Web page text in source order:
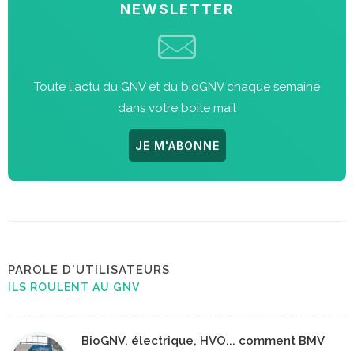
NEWSLETTER
Toute l'actu du GNV et du bioGNV chaque semaine
dans votre boite mail
JE M'ABONNE
PAROLE D'UTILISATEURS
ILS ROULENT AU GNV
BioGNV, électrique, HVO... comment BMV